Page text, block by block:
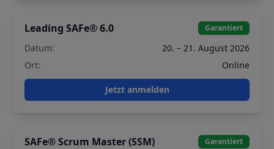
Leading SAFe® 6.0 Garantiert
Datum:
20. – 21. August 2026
Ort:
Online
Jetzt anmelden
SAFe® Scrum Master (SSM) Garantiert